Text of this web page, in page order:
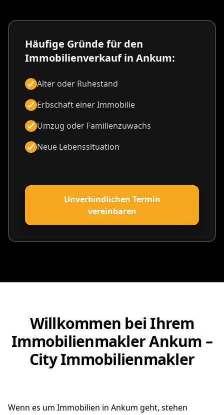
Häufige Gründe für den
Immobilienverkauf in Ankum:
Alter oder Ruhestand
Erbschaft einer Immobilie
Umzug oder Familienzuwachs
Neue Lebenssituation
Unverbindlichen Termin
vereinbaren
Willkommen bei Ihrem
Immobilienmakler Ankum –
City Immobilienmakler
Wenn es um Immobilien in Ankum geht, stehen